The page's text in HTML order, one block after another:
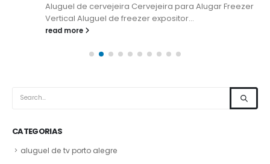
Aluguel de cervejeira Cervejeira para Alugar Freezer
Vertical Aluguel de freezer expositor...
read more
CATEGORIAS
aluguel de tv porto alegre